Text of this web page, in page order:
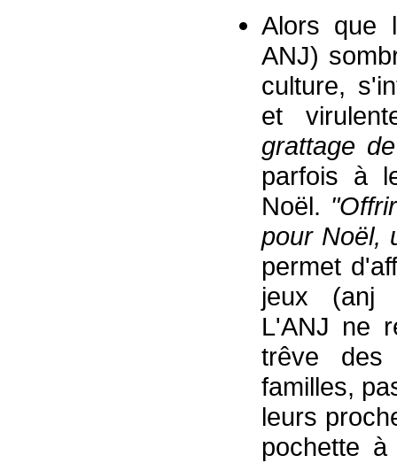
Alors que
ANJ)
culture,
et
grattage
parfois à
Noël. "
pour Noël,
permet
jeux (anj
L'ANJ ne
trêve des
familles,
leurs
pochette